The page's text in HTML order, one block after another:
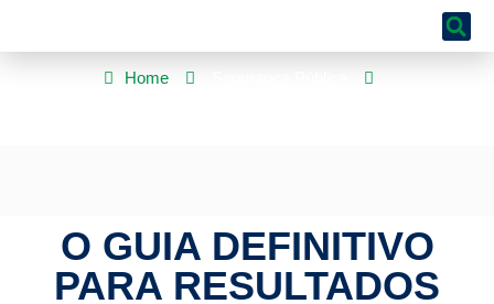
Home
O GUIA DEFINITIVO
PARA RESULTADOS